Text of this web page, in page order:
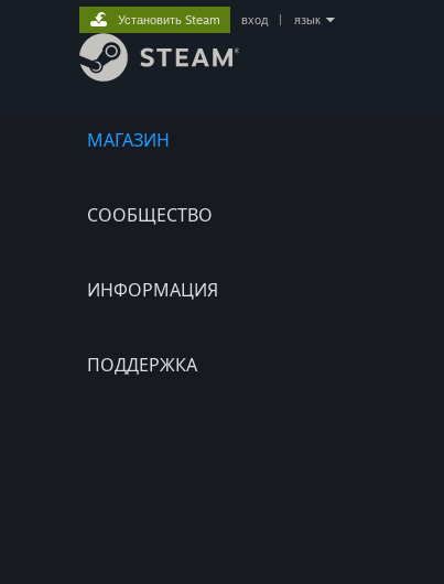
МАГАЗИН
СООБЩЕСТВО
ИНФОРМАЦИЯ
ПОДДЕРЖКА
Установить Steam вход язык